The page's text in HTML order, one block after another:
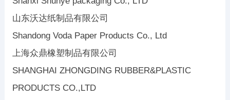
山东沃达纸制品有限公司
Shandong Voda Paper Products Co., Ltd
上海众鼎橡塑制品有限公司
SHANGHAI ZHONGDING RUBBER&PLASTIC
PRODUCTS CO.,LTD